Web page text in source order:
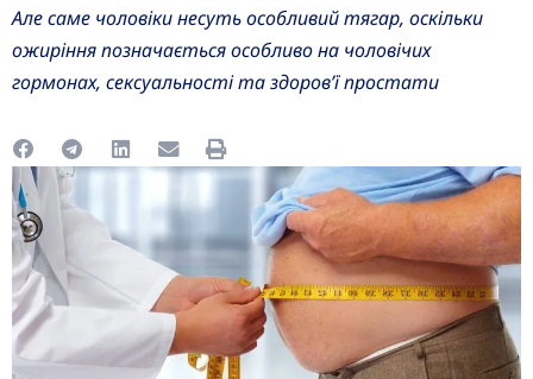
Але саме чоловіки несуть особливий тягар, оскільки
ожиріння позначається особливо на чоловічих
гормонах, сексуальності та здоров’ї простати